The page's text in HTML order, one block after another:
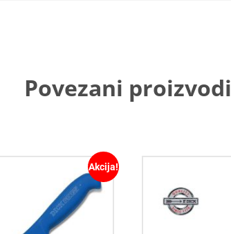
Povezani proizvodi
Akcija!